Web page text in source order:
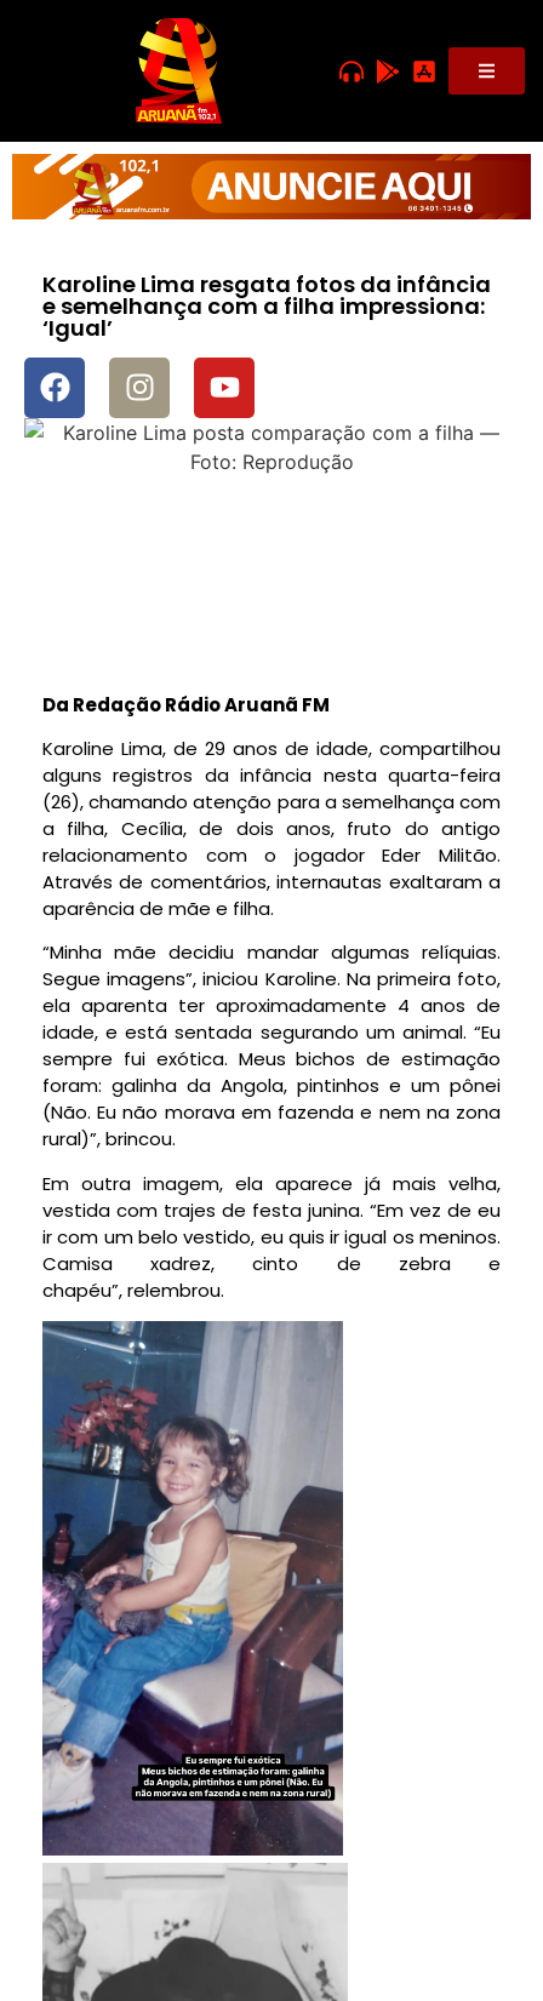
Karoline Lima resgata fotos da infância
e semelhança com a filha impressiona:
‘Igual’
Da Redação Rádio Aruanã FM
Karoline Lima, de 29 anos de idade, compartilhou
alguns registros da infância nesta quarta-feira
(26), chamando atenção para a semelhança com
a filha, Cecília, de dois anos, fruto do antigo
relacionamento com o jogador Eder Militão.
Através de comentários, internautas exaltaram a
aparência de mãe e filha.
“Minha mãe decidiu mandar algumas relíquias.
Segue imagens”, iniciou Karoline. Na primeira foto,
ela aparenta ter aproximadamente 4 anos de
idade, e está sentada segurando um animal. “Eu
sempre fui exótica. Meus bichos de estimação
foram: galinha da Angola, pintinhos e um pônei
(Não. Eu não morava em fazenda e nem na zona
rural)”, brincou.
Em outra imagem, ela aparece já mais velha,
vestida com trajes de festa junina. “Em vez de eu
ir com um belo vestido, eu quis ir igual os meninos.
Camisa xadrez, cinto de zebra e
chapéu”, relembrou.